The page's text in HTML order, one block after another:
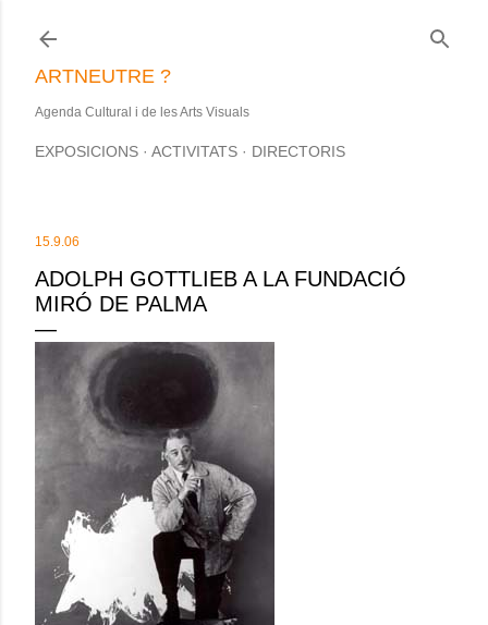
ARTNEUTRE ?
Agenda Cultural i de les Arts Visuals
EXPOSICIONS ACTIVITATS DIRECTORIS
15.9.06
ADOLPH GOTTLIEB A LA FUNDACIÓ
MIRÓ DE PALMA